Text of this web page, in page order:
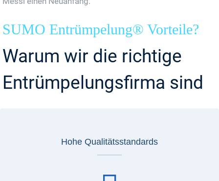
SUMO Entrümpelung® Vorteile?
Warum wir die richtige
Entrümpelungsfirma sind
Hohe Qualitätsstandards